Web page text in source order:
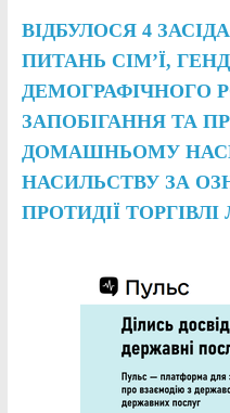
ВІДБУЛОСЯ 4
ПИТАНЬ СІМ’Ї,
ДЕМОГРАФІЧНОГО
ЗАПОБІГАННЯ ТА
ДОМАШНЬОМУ
НАСИЛЬСТВУ ЗА
ПРОТИДІЇ